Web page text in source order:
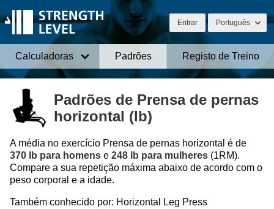
Entrar Português
Calculadoras Padrões Registo de Treino
Padrões de Prensa de pernas
horizontal (lb)
A média no exercício Prensa de pernas horizontal é de
370 lb para homens e 248 lb para mulheres (1RM).
Compare a sua repetição máxima abaixo de acordo com o
peso corporal e a idade.
Também conhecido por: Horizontal Leg Press